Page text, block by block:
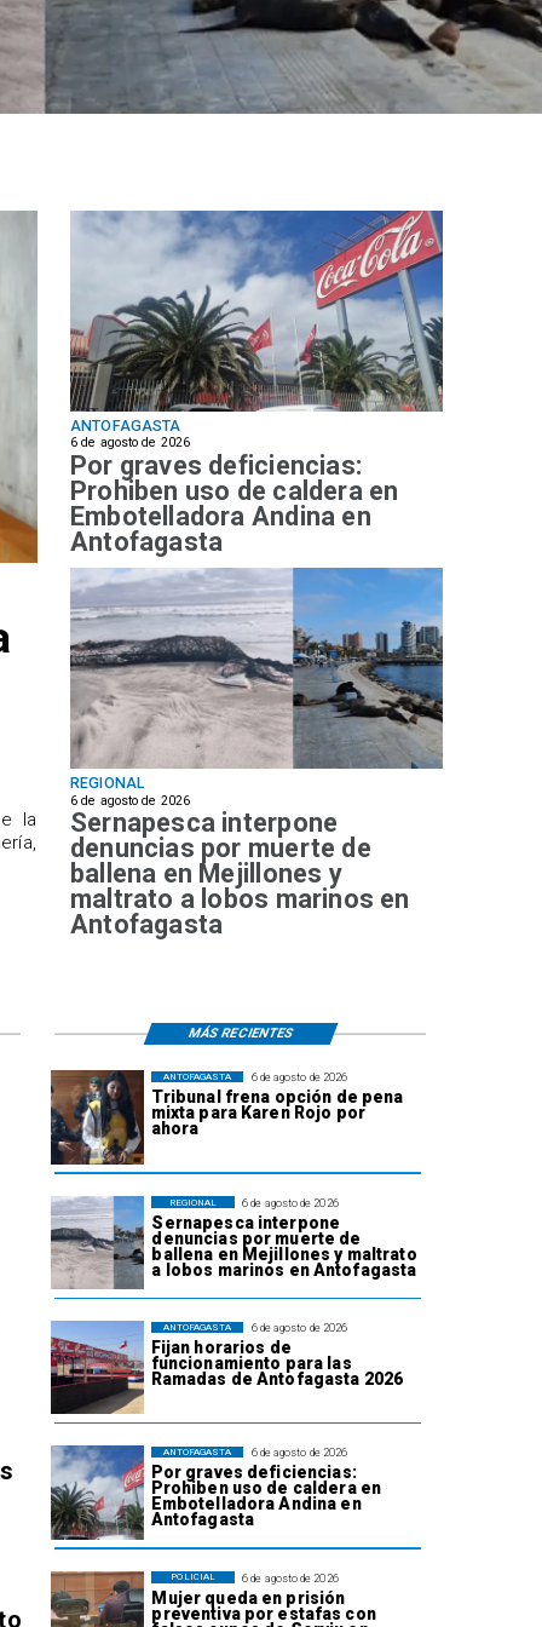
la
ANTOFAGASTA
6 de agosto de 2026
Por graves deficiencias:
Prohiben uso de caldera en
Embotelladora Andina en
Antofagasta
REGIONAL
6 de agosto de 2026
Sernapesca interpone
denuncias por muerte de
ballena en Mejillones y
maltrato a lobos marinos en
Antofagasta
6 de agosto de 2026
Tribunal frena opción de pena
mixta para Karen Rojo por
ahora
ANTOFAGASTA
6 de agosto de 2026
Sernapesca interpone
denuncias por muerte de
ballena en Mejillones y maltrato
a lobos marinos en Antofagasta
REGIONAL
6 de agosto de 2026
Fijan horarios de
funcionamiento para las
Ramadas de Antofagasta 2026
ANTOFAGASTA
6 de agosto de 2026
Por graves deficiencias:
Prohiben uso de caldera en
Embotelladora Andina en
Antofagasta
ANTOFAGASTA
6 de agosto de 2026
Mujer queda en prisión
preventiva por estafas con
POLICIAL
MÁS RECIENTES